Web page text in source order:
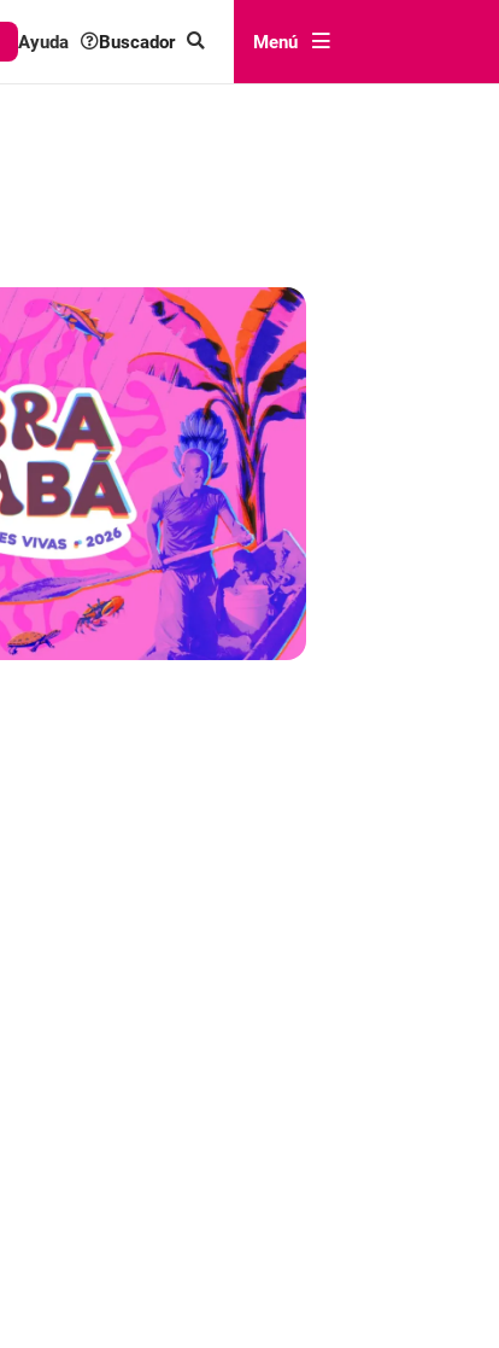
Ayuda Buscador Menú